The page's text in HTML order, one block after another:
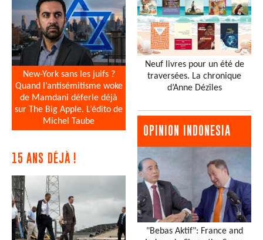
New-York sans les juifs ?
Quand l’antisémitisme woke
de Mamdani déferle déjà
sur The Big Apple. L’édito de
Michel Taube
15 ANS DÉJÀ !
Neuf livres pour un été de
traversées. La chronique
d’Anne Dézîles
OPINION INDONESIA
"Bebas Aktif": France and